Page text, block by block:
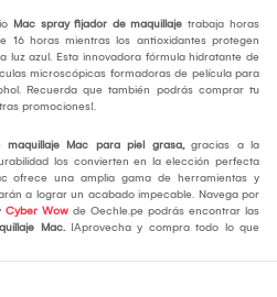
Mac spray fijador de maquillaje trabaja horas
16 horas mientras los antioxidantes protegen
luz azul. Esta innovadora fórmula hidratante de
microscópicas formadoras de película para
Recuerda que también podrás comprar tu
promociones!.
maquillaje Mac para piel grasa, gracias a la
los convierten en la elección perfecta
ofrece una amplia gama de herramientas y
a lograr un acabado impecable. Navega por
Cyber Wow de Oechle.pe podrás encontrar las
Mac. ¡Aprovecha y compra todo lo que